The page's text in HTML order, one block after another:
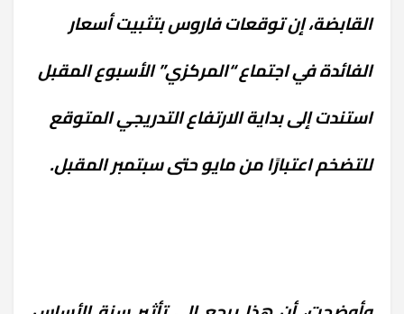
القابضة، إن توقعات فاروس بتثبيت أسعار
الفائدة في اجتماع “المركزي” الأسبوع المقبل
استندت إلى بداية الارتفاع التدريجي المتوقع
للتضخم اعتبارًا من مايو حتى سبتمبر المقبل.